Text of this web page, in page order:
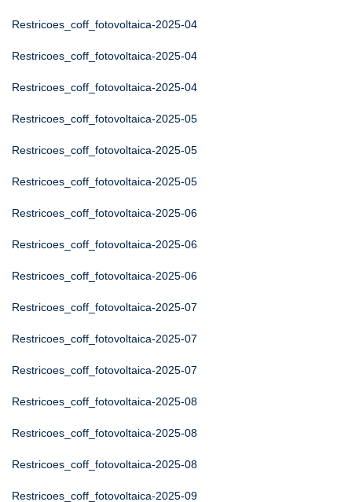
Restricoes_coff_fotovoltaica-2025-04
Restricoes_coff_fotovoltaica-2025-04
Restricoes_coff_fotovoltaica-2025-04
Restricoes_coff_fotovoltaica-2025-05
Restricoes_coff_fotovoltaica-2025-05
Restricoes_coff_fotovoltaica-2025-05
Restricoes_coff_fotovoltaica-2025-06
Restricoes_coff_fotovoltaica-2025-06
Restricoes_coff_fotovoltaica-2025-06
Restricoes_coff_fotovoltaica-2025-07
Restricoes_coff_fotovoltaica-2025-07
Restricoes_coff_fotovoltaica-2025-07
Restricoes_coff_fotovoltaica-2025-08
Restricoes_coff_fotovoltaica-2025-08
Restricoes_coff_fotovoltaica-2025-08
Restricoes_coff_fotovoltaica-2025-09